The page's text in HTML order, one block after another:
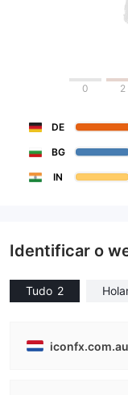
0 2
DE
BG
IN
Identificar o
Tudo 2
iconfx.com.au